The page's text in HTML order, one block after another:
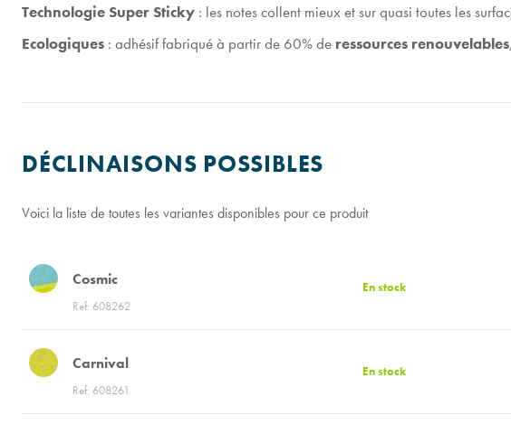
Technologie Super Sticky : les notes collent mieux et sur quasi toutes les
Ecologiques : adhésif fabriqué à partir de 60% de ressources renouvelables
DÉCLINAISONS POSSIBLES
Voici la liste de toutes les variantes disponibles pour ce produit
Cosmic
Ref: 608262
En stock
Carnival
Ref: 608261
En stock